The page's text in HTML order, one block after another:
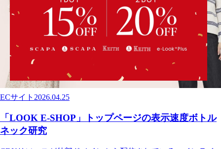
ECサイト 2026.04.25
「LOOK E-SHOP」トップページの表示速度ボトル
ネック研究